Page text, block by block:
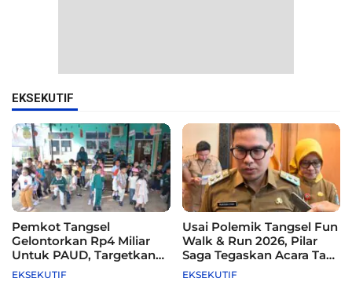
EKSEKUTIF
Pemkot Tangsel
Gelontorkan Rp4 Miliar
Untuk PAUD, Targetkan
115 Sekolah
EKSEKUTIF
Usai Polemik Tangsel Fun
Walk & Run 2026, Pilar
Saga Tegaskan Acara Tak
Difasilitasi Pemkot
EKSEKUTIF